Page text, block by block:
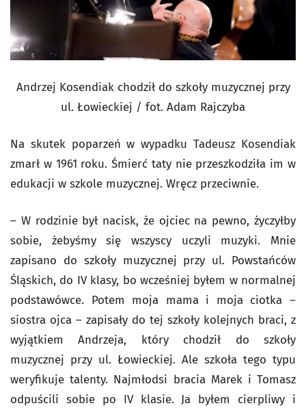
Andrzej Kosendiak chodził do szkoły muzycznej przy
ul. Łowieckiej / fot. Adam Rajczyba
Na skutek poparzeń w wypadku Tadeusz Kosendiak
zmarł w 1961 roku. Śmierć taty nie przeszkodziła im w
edukacji w szkole muzycznej. Wręcz przeciwnie.
– W rodzinie był nacisk, że ojciec na pewno, życzyłby
sobie, żebyśmy się wszyscy uczyli muzyki. Mnie
zapisano do szkoły muzycznej przy ul. Powstańców
Śląskich, do IV klasy, bo wcześniej byłem w normalnej
podstawówce. Potem moja mama i moja ciotka –
siostra ojca – zapisały do tej szkoły kolejnych braci, z
wyjątkiem Andrzeja, który chodził do szkoły
muzycznej przy ul. Łowieckiej. Ale szkoła tego typu
weryfikuje talenty. Najmłodsi bracia Marek i Tomasz
odpuścili sobie po IV klasie. Ja byłem cierpliwy i